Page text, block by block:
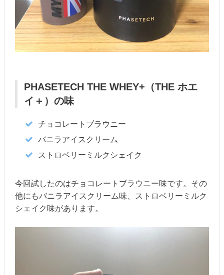
PHASETECH THE WHEY+（THE ホエ
イ＋）の味
チョコレートブラウニー
バニラアイスクリーム
ストロベリーミルクシェイク
今回試したのはチョコレートブラウニー味です。その
他にもバニラアイスクリーム味、ストロベリーミルク
シェイク味があります。